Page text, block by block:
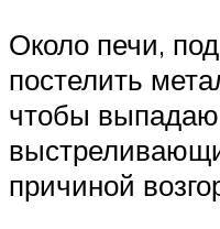
Около печи,
постелить
чтобы
причиной